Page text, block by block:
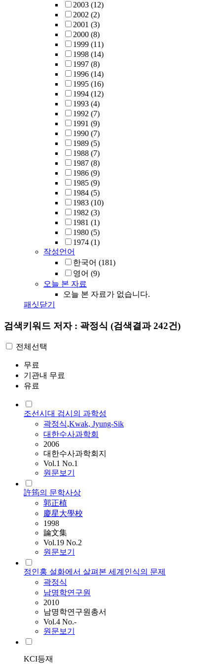
2003 (12)
2002 (2)
2001 (3)
2000 (8)
1999 (11)
1998 (14)
1997 (8)
1996 (14)
1995 (16)
1994 (12)
1993 (4)
1992 (7)
1991 (9)
1990 (7)
1989 (5)
1988 (7)
1987 (8)
1986 (9)
1985 (9)
1984 (5)
1983 (10)
1982 (3)
1981 (1)
1980 (5)
1974 (1)
작성언어
한국어 (181)
영어 (9)
오늘 본 자료
오늘 본 자료가 없습니다.
패싯닫기
검색키워드 저자 : 곽정식 (검색결과 242건)
전체선택
무료
기관내 무료
유료
조선시대 검시의 과학성
곽정식,Kwak, Jyung-Sik
대한수사과학회
2006
대한수사과학회지
Vol.1 No.1
원문보기
許筠의 문학사상
郭正植
慶星大學校
1998
論文集
Vol.19 No.2
원문보기
정인홍 설화에서 살펴본 세계인식의 문제
곽정식
남명학연구원
2010
남명학연구원총서
Vol.4 No.-
원문보기
KCI등재